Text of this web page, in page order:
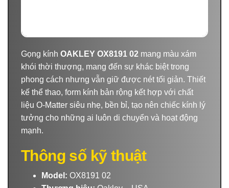
Gọng kính OAKLEY OX8191 02 mang màu xám
khói thời thượng, mang đến sự khác biệt trong
phong cách nhưng vẫn giữ được nét tối giản. Thiết
kế thể thao, form kính bản rộng kết hợp với chất
liệu O-Matter siêu nhẹ, bền bỉ, tạo nên chiếc kính lý
tưởng cho những ai luôn di chuyển và hoạt động
mạnh.
Thông số kỹ thuật
Model: OX8191 02